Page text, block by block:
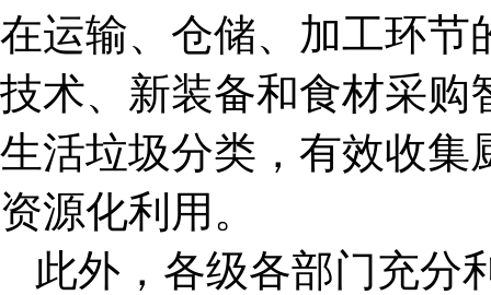
在运输、仓储、加工环节
技术、新装备和食材采购
生活垃圾分类，有效收集
资源化利用。
此外，各级各部门充分